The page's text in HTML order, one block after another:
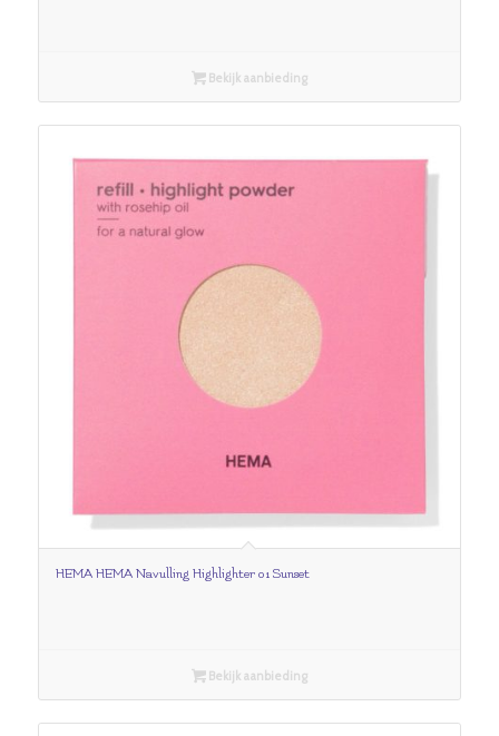
Bekijk aanbieding
HEMA HEMA Navulling Highlighter 01 Sunset
Bekijk aanbieding